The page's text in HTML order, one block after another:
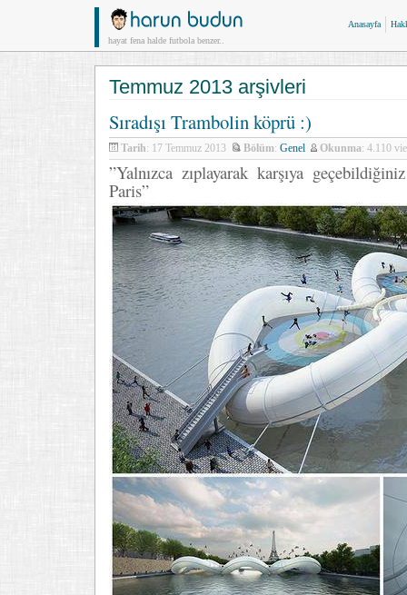
hayat fena halde futbola benzer..
Anasayfa
Temmuz 2013 arşivleri
Sıradışı Trambolin köprü :)
Tarih: 17 Temmuz 2013 Bölüm: Genel Okunma: 4.110
”Yalnızca zıplayarak karşıya
Paris”